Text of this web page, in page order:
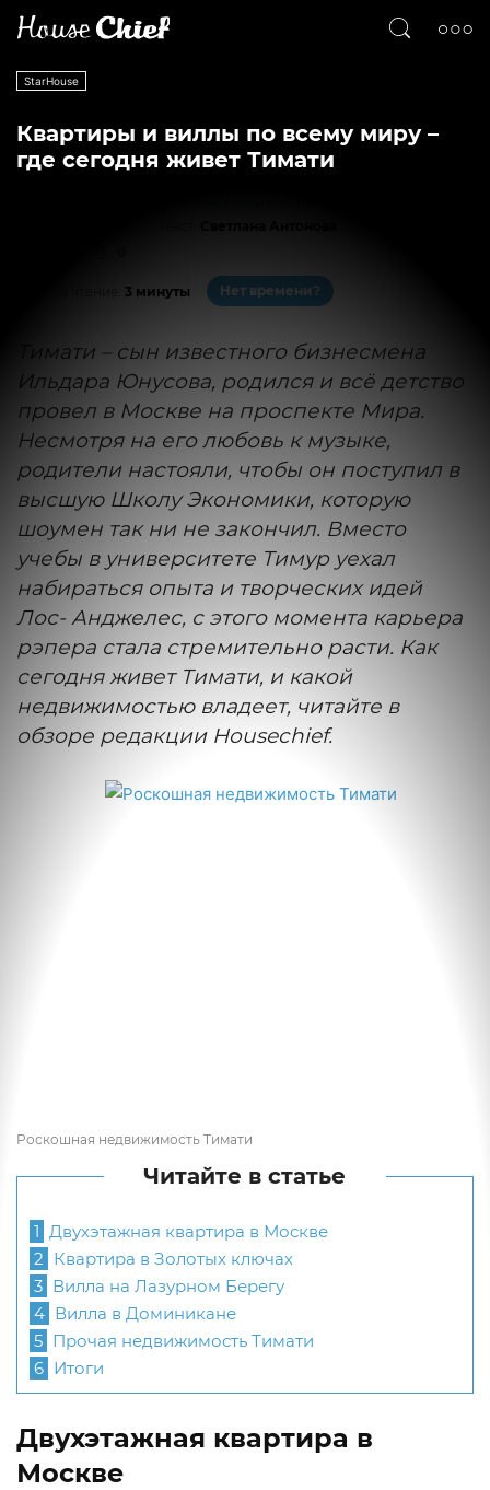
StarHouse
Квартиры и виллы по всему миру –
где сегодня живет Тимати
3 минуты Нет времени?
Тимати – сын известного бизнесмена
Ильдара Юнусова, родился и всё детство
провел в Москве на проспекте Мира.
Несмотря на его любовь к музыке,
родители настояли, чтобы он поступил в
высшую Школу Экономики, которую
шоумен так ни не закончил. Вместо
учебы в университете Тимур уехал
набираться опыта и творческих идей
Лос-Анджелес, с этого момента карьера
рэпера стала стремительно расти. Как
сегодня живет Тимати, и какой
недвижимостью владеет, читайте в
обзоре редакции Housechief.
Роскошная недвижимость Тимати
Читайте в статье
1 Двухэтажная квартира в Москве
2 Квартира в Золотых ключах
3 Вилла на Лазурном Берегу
4 Вилла в Доминикане
5 Прочая недвижимость Тимати
6 Итоги
Двухэтажная квартира в
Москве